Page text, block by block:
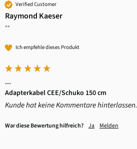
Verified Customer
Raymond Kaeser
""
Ich empfehle dieses Produkt
...
Adapterkabel CEE/Schuko 150 cm
Kunde hat keine Kommentare hinterlassen.
War diese Bewertung hilfreich? Ja Melden